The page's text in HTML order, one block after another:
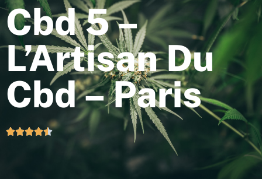
Cbd 5 –
L’Artisan Du
Cbd – Paris
